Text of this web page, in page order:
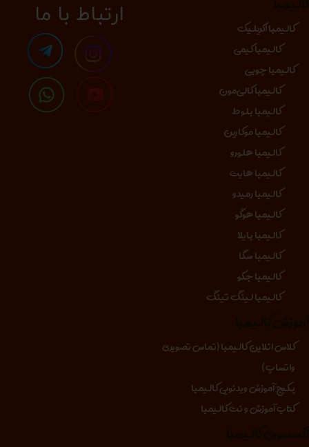
​​​ارتباط با ما
کالیمبا اکریلیک
کالیمبا کیمی
کالیمبا چوبی
کالیمبا کالی‌مون
کالیمبا بلوط
کالیمبا موکارین
کالیمبا هلورو
کالیمبا هایت
کالیمبا رمیدو
کالیمبا هوگو
کالیمبا بایلا
کالیمبا سگا
کالیمبا جکو
کالیمبا لینگ تینگ
کلاس انلاین کالیمبا (تماس تصویری
واتساپ)
پکیج آموزش ویدئویی کالیمبا
کتاب آموزش و نت کالیمبا